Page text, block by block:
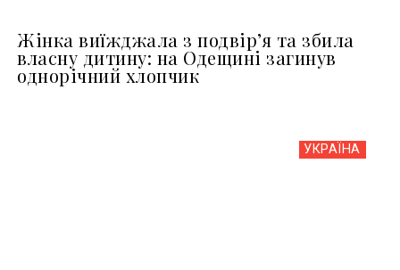
Жінка виїжджала з подвір’я та збила
власну дитину: на Одещині загинув
однорічний хлопчик
УКРАЇНА